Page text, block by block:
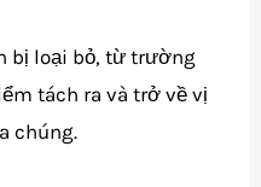
bị loại bỏ, từ trường
tách ra và trở về vị
chúng.